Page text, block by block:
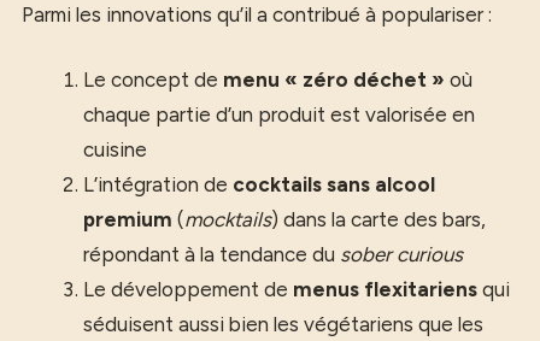
Parmi les innovations qu’il a contribué à populariser :
Le concept de menu « zéro déchet » où
chaque partie d’un produit est valorisée en
cuisine
L’intégration de cocktails sans alcool
premium (mocktails) dans la carte des bars,
répondant à la tendance du sober curious
Le développement de menus flexitariens qui
séduisent aussi bien les végétariens que les